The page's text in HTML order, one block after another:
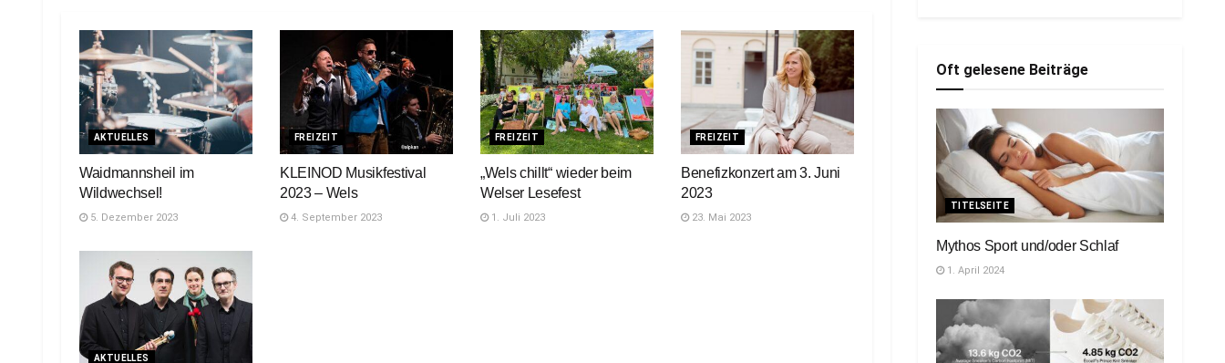
AKTUELLES
Waidmannsheil im
Wildwechsel!
5. Dezember 2023
FREIZEIT
KLEINOD Musikfestival
2023 – Wels
4. September 2023
FREIZEIT
„Wels chillt“ wieder beim
Welser Lesefest
1. Juli 2023
FREIZEIT
Benefizkonzert am 3. Juni
2023
23. Mai 2023
AKTUELLES
Oft gelesene Beiträge
TITELSEITE
Mythos Sport und/oder Schlaf
1. April 2024